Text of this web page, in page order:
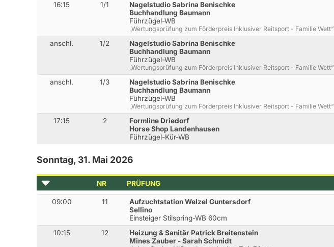
16:15 1/1
Nagelstudio Sabrina Benischke
Buchhandlung Baumann
Führzügel-WB
„Wertungsprüfung zum Förderpreis Inklusiver Reitsport - Familie Wett“
anschl. 1/2
Nagelstudio Sabrina Benischke
Buchhandlung Baumann
Führzügel-WB
„Wertungsprüfung zum Förderpreis Inklusiver Reitsport - Familie Wett“
anschl. 1/3
Nagelstudio Sabrina Benischke
Buchhandlung Baumann
Führzügel-WB
„Wertungsprüfung zum Förderpreis Inklusiver Reitsport - Familie Wett“
17:15 2
Formline Driedorf
Horse Shop Landenhausen
Führzügel-Kür-WB
Sonntag, 31. Mai 2026
NR PRÜFUNG
09:00 11
Aufzuchtstation Welzel Guntersdorf
Sellino
Einsteiger Stilspring-WB 60cm
10:15 12
Heizung & Sanitär Patrick Breitenstein
Mines Zauber - Sarah Schmidt